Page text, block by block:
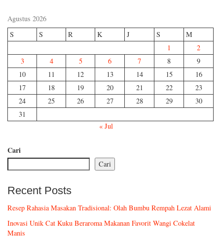
Agustus 2026
S
S R K J S
M
1
2
3
4 5 6 7 8
9
10
11 12 13 14 15
16
17
18 19 20 21 22
23
24
25 26 27 28 29
30
31
« Jul
Cari
Cari
Recent Posts
Resep Rahasia Masakan Tradisional: Olah Bumbu Rempah Lezat Alami
Inovasi Unik Cat Kuku Beraroma Makanan Favorit Wangi Cokelat
Manis